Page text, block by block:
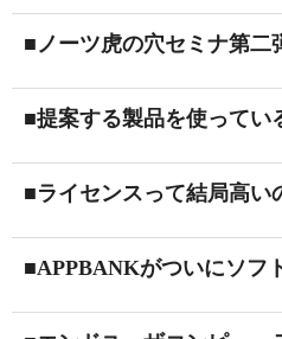
■ノーツ虎の穴セミナ第二
■提案する製品を使ってい
■ライセンスって結局高い
■APPBANKがついにソフ